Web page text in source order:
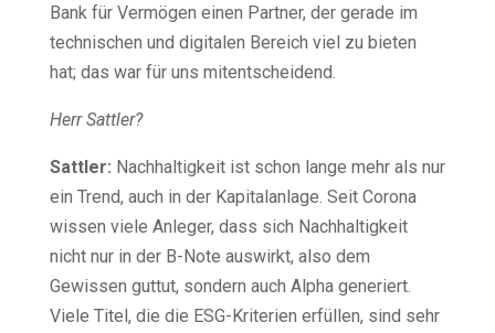
Bank für Vermögen einen Partner, der gerade im
technischen und digitalen Bereich viel zu bieten
hat; das war für uns mitentscheidend.
Herr Sattler?
Sattler: Nachhaltigkeit ist schon lange mehr als nur
ein Trend, auch in der Kapitalanlage. Seit Corona
wissen viele Anleger, dass sich Nachhaltigkeit
nicht nur in der B-Note auswirkt, also dem
Gewissen guttut, sondern auch Alpha generiert.
Viele Titel, die die ESG-Kriterien erfüllen, sind sehr